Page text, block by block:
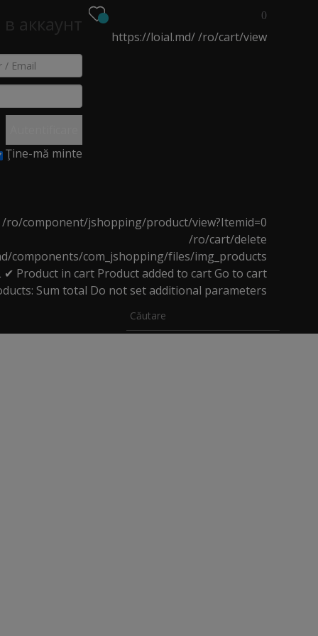
аккаунт
Ţine-mă minte
0
https://loial.md//ro/cart/view
/ro/component/jshopping/product/view?Itemid=0
/ro/cart/delete
components/com_jshopping/files/img_products
✔ Product in cart Product added to cartGo to cart
Sum total Do not set additional parameters
NOUTĂȚI
ECO ovală